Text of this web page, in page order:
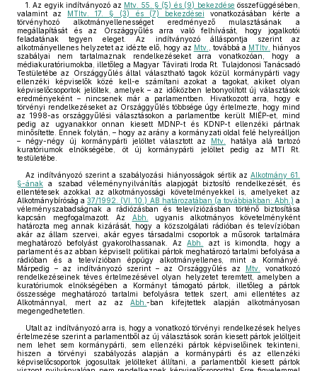
1. Az egyik indítványozó az Mtv. 55. § (5) és (9) bekezdése összefüggésében,
valamint az MTItv. 17. § (3) és (7) bekezdései vonatkozásában kérte a
törvényhozó alkotmányellenességet eredményező mulasztásának a
megállapítását és az Országgyűlés arra való felhívását, hogy jogalkotói
feladatának tegyen eleget. Az indítványozó álláspontja szerint az
alkotmányellenes helyzetet az idézte elő, hogy az Mtv. , továbbá a MTItv. hiányos
szabályai nem tartalmaznak rendelkezéseket arra vonatkozóan, hogy a
médiakuratóriumokba, illetőleg a Magyar Távirati Iroda Rt. Tulajdonosi Tanácsadó
Testületébe az Országgyűlés által választható tagok közül kormánypárti vagy
ellenzéki képviselők közé kell-e számítani azokat a tagokat, akiket olyan
képviselőcsoportok jelöltek, amelyek – az időközben lebonyolított új választások
eredményeként – nincsenek már a parlamentben. Hivatkozott arra, hogy e
törvényi rendelkezéseket az Országgyűlés többsége úgy értelmezte, hogy mind
az 1998-as országgyűlési választásokon a parlamentbe került MIÉP-et, mind
pedig az ugyanakkor onnan kiesett MDNP-t és KDNP-t ellenzéki pártnak
minősítette. Ennek folytán, – hogy az arány a kormányzati oldal felé helyreálljon
– négy-négy új kormánypárti jelöltet választott az Mtv.
hatálya alá tartozó
kuratóriumok elnökségébe, öt új kormánypárti jelöltet pedig az MTI Rt.
testületébe.
Az indítványozó szerint a szabályozási hiányosságok sértik az Alkotmány 61.
§-ának a szabad véleménynyilvánítás alapjogát biztosító rendelkezését, és
ellentétesek azokkal az alkotmányossági követelményekkel is, amelyeket az
Alkotmánybíróság a37/1992. (VI. 10.) AB határozatában (a továbbiakban: Abh.) a
véleményszabadságnak a rádiózásban és televíziózásban történő biztosítása
kapcsán megfogalmazott. Az Abh.
ugyanis alkotmányos követelményként
határozta meg annak kizárását, hogy a közszolgálati rádióban és televízióban
akár az állam szervei, akár egyes társadalmi csoportok a műsorok tartalmára
meghatározó befolyást gyakorolhassanak. AzAbh.
azt is kimondta, hogy a
parlament és az abban képviselt politikai pártok meghatározó tartalmi befolyása a
rádióban és a televízióban éppúgy alkotmányellenes, mint a Kormányé.
Márpedig – az indítványozó szerint – az Országgyűlés az Mtv.
vonatkozó
rendelkezéseinek téves értelmezésével olyan helyzetet teremtett, amelyben a
kuratóriumok elnökségében a Kormányt támogató pártok, illetőleg a pártok
összessége meghatározó tartalmi befolyásra tettek szert, ami ellentétes az
Alkotmánnyal, mert az azAbh.-ban kifejtettek alapján alkotmányosan
megengedhetetlen.
Utalt az indítványozó arra is, hogy a vonatkozó törvényi rendelkezések helyes
értelmezése szerint a parlamentből az új választások során kiesett pártok jelöltjeit
nem lehet sem kormánypárti, sem ellenzéki pártok képviselőinek tekinteni,
hiszen a törvényi szabályozás alapján a kormánypárti és az ellenzéki
képviselőcsoportok jogosultak jelölteket állítani, a parlamentből kiesett pártok